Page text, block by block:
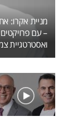
מניית אקרו:
– עם
ואסטרטגיית